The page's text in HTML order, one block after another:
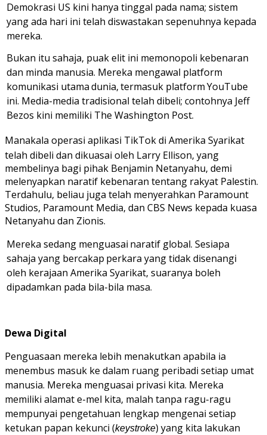
Demokrasi US kini hanya tinggal pada nama; sistem
yangada hari ini telah diswastakan sepenuhnya kepada
mereka.
Bukan itu sahaja, puak elit ini memonopoli kebenaran
dan minda manusia. Mereka mengawal platform
komunikasi utamadunia,termasuk platformYouTube
ini. Media-media tradisional telah dibeli; contohnya Jeff
Bezos kini memiliki The Washington Post.
Manakala operasi aplikasi TikTok di Amerika Syarikat
telah dibeli dan dikuasai oleh Larry Ellison, yang
membelinya bagi pihak Benjamin Netanyahu, demi
melenyapkan naratif kebenaran tentang rakyat Palestin.
Terdahulu, beliau juga telah menyerahkan Paramount
Studios, Paramount Media, dan CBS News kepada kuasa
Netanyahu dan Zionis.
Mereka sedang menguasai naratif global. Sesiapa
sahaja yang bercakap perkara yang tidak disenangi
oleh kerajaan Amerika Syarikat, suaranya boleh
dipadamkan pada bila-bila masa.
Dewa Digital
Penguasaan mereka lebih menakutkan apabila ia
menembus masuk ke dalam ruang peribadi setiap umat
manusia. Mereka menguasai privasi kita. Mereka
memiliki alamat e-mel kita, malah tanpa ragu-ragu
mempunyai pengetahuan lengkap mengenai setiap
ketukan papan kekunci (keystroke) yang kita lakukan